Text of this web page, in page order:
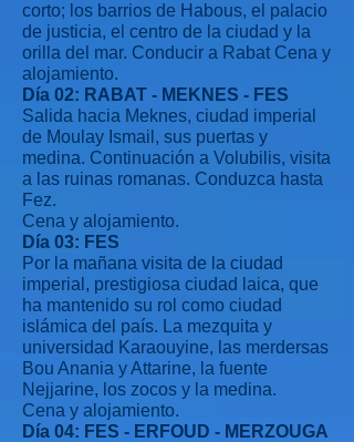
corto; los barrios de Habous, el palacio
de justicia, el centro de la ciudad y la
orilla del mar. Conducir a Rabat Cena y
alojamiento.
Día 02: RABAT - MEKNES - FES
Salida hacia Meknes, ciudad imperial
de Moulay Ismail, sus puertas y
medina. Continuación a Volubilis, visita
a las ruinas romanas. Conduzca hasta
Fez.
Cena y alojamiento.
Día 03: FES
Por la mañana visita de la ciudad
imperial, prestigiosa ciudad laica, que
ha mantenido su rol como ciudad
islámica del país. La mezquita y
universidad Karaouyine, las merdersas
Bou Anania y Attarine, la fuente
Nejjarine, los zocos y la medina.
Cena y alojamiento.
Día 04: FES - ERFOUD - MERZOUGA